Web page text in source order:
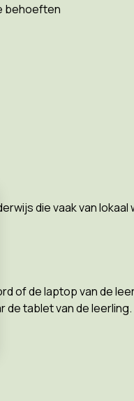
behoeften
die vaak van lokaal
of de laptop van de
de tablet van de leerling.